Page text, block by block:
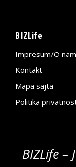
BIZLife
Impresum/O
Kontakt
Mapa sajta
Politika
BIZLife –